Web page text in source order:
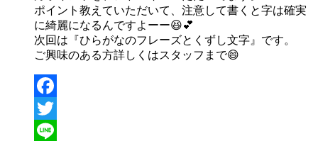
ポイント教えていただいて、注意して書くと字は確実
に綺麗になるんですよーー😆💕
次回は『ひらがなのフレーズとくずし文字』です。
ご興味のある方詳しくはスタッフまで😄
Facebook
Twitter